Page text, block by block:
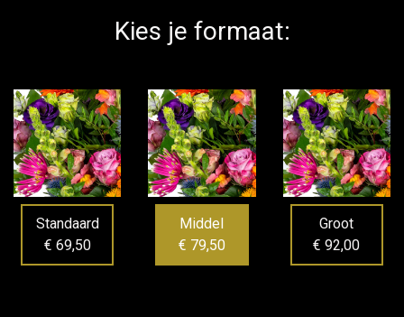
Kies je formaat:
Standaard
€ 69,50
Middel
€ 79,50
Groot
€ 92,00